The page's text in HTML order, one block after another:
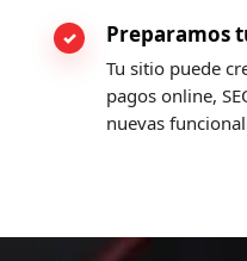
Preparamos
Tu sitio puede
pagos online,
nuevas